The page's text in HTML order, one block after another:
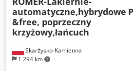
Skarżysko-Kamienna
1 294 km
automatyczne,hybrydowe
&free, poprzeczny
krzyżowy,łańcuch